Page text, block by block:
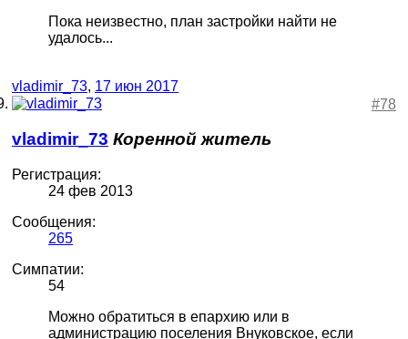
Пока неизвестно, план застройки найти не
удалось...
vladimir_73, 17 июн 2017
#78
vladimir_73 Коренной житель
Регистрация:
24 фев 2013
Сообщения:
265
Симпатии:
54
Можно обратиться в епархию или в
администрацию поселения Внуковское, если